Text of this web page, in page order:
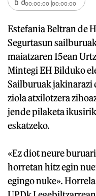
00:00:00 00:00:00
Estefania Beltran de
Segurtasun
maiatzaren 15ean
Mintegi EH Bilduko
Sailburuak jakinarazi
ziola atxilotzera
jende pilaketa
eskatzeko.
«Ez diot neure
horretan hitz egin
egingo nuke».